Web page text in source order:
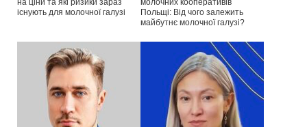
на ціни та які ризики зараз
існують для молочної галузі
молочних кооперативів
Польщі: Від чого залежить
майбутнє молочної галузі?